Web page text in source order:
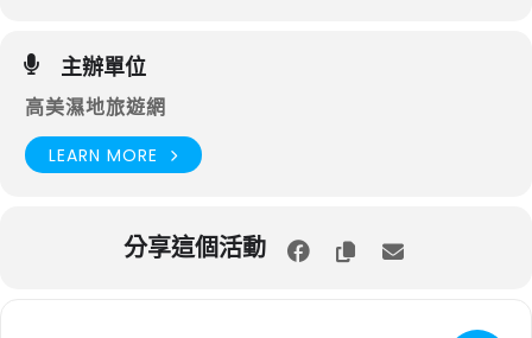
主辦單位
高美濕地旅遊網
LEARN MORE
分享這個活動